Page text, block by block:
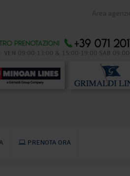
Area agenzie
PRENOTA ORA